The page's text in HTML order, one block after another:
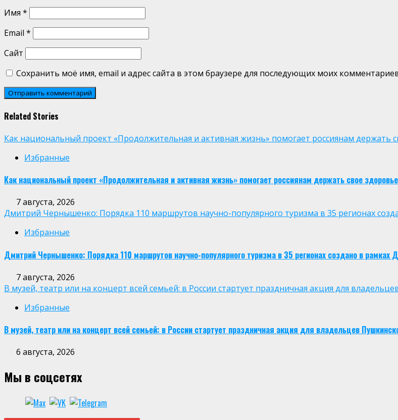
Имя *
Email *
Сайт
Сохранить моё имя, email и адрес сайта в этом браузере для последующих моих
Related Stories
Как национальный проект «Продолжительная и активная жизнь» помогает россиянам держать
Избранные
Как национальный проект «Продолжительная и активная жизнь» помогает россиянам держать свое
7 августа, 2026
Дмитрий Чернышенко: Порядка 110 маршрутов научно-популярного туризма в 35 регионах
Избранные
Дмитрий Чернышенко: Порядка 110 маршрутов научно-популярного туризма в 35 регионах создано в рамках
7 августа, 2026
В музей, театр или на концерт всей семьей: в России стартует праздничная акция для
Избранные
В музей, театр или на концерт всей семьей: в России стартует праздничная акция для владельцев
6 августа, 2026
Мы в соцсетях